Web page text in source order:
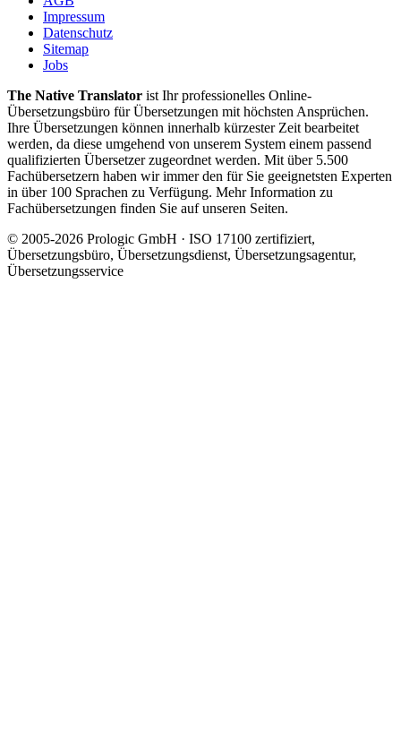
Impressum
Datenschutz
Sitemap
Jobs
The Native Translator ist Ihr professionelles Online-
Übersetzungsbüro für Übersetzungen mit höchsten Ansprüchen.
Ihre Übersetzungen können innerhalb kürzester Zeit bearbeitet
werden, da diese umgehend von unserem System einem passend
qualifizierten Übersetzer zugeordnet werden. Mit über 5.500
Fachübersetzern haben wir immer den für Sie geeignetsten Experten
in über 100 Sprachen zu Verfügung. Mehr Information zu
Fachübersetzungen finden Sie auf unseren Seiten.
© 2005-2026 Prologic GmbH · ISO 17100 zertifiziert,
Übersetzungsbüro, Übersetzungsdienst, Übersetzungsagentur,
Übersetzungsservice